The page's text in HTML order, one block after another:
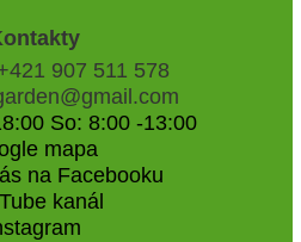
907 511 578
So: 8:00 -13:00
mapa
na Facebooku
kanál